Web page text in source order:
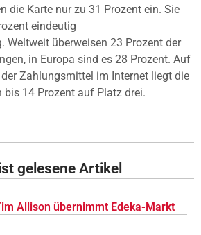
die Karte nur zu 31 Prozent ein. Sie
eindeutig
Weltweit überweisen 23 Prozent der
in Europa sind es 28 Prozent. Auf
Zahlungsmittel im Internet liegt die
bis 14 Prozent auf Platz drei.
gelesene Artikel
Allison übernimmt Edeka-Markt